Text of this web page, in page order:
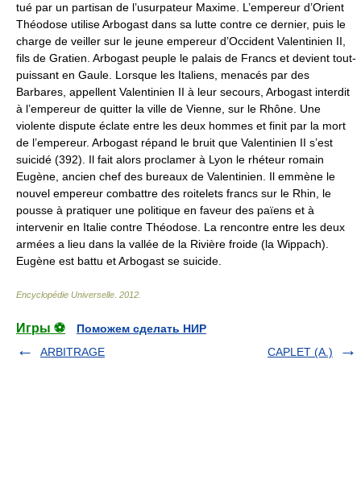
tué par un partisan de l’usurpateur Maxime. L’empereur d’Orient
Théodose utilise Arbogast dans sa lutte contre ce dernier, puis le
charge de veiller sur le jeune empereur d’Occident Valentinien II,
fils de Gratien. Arbogast peuple le palais de Francs et devient tout-
puissant en Gaule. Lorsque les Italiens, menacés par des
Barbares, appellent Valentinien II à leur secours, Arbogast interdit
à l’empereur de quitter la ville de Vienne, sur le Rhône. Une
violente dispute éclate entre les deux hommes et finit par la mort
de l’empereur. Arbogast répand le bruit que Valentinien II s’est
suicidé (392). Il fait alors proclamer à Lyon le rhéteur romain
Eugène, ancien chef des bureaux de Valentinien. Il emmène le
nouvel empereur combattre des roitelets francs sur le Rhin, le
pousse à pratiquer une politique en faveur des païens et à
intervenir en Italie contre Théodose. La rencontre entre les deux
armées a lieu dans la vallée de la Rivière froide (la Wippach).
Eugène est battu et Arbogast se suicide.
Encyclopédie Universelle 2012
Игры ⚽
Поможем сделать НИР
ARBITRAGE
CAPLET (A.)